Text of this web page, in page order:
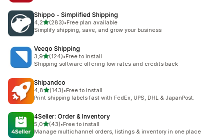
Shippo ‑ Simplified Shipping
4,25 yıldız üzerinden
(283)
toplam 283 değerlendirme
•Free plan available
Simplify shipping, save, and grow your business
Veeqo Shipping
3,95 yıldız üzerinden
(124)
toplam 124 değerlendirme
•Free to install
Shipping software offering low rates and credits back
Shipandco
4,85 yıldız üzerinden
(143)
toplam 143 değerlendirme
•Free to install
Print shipping labels fast with FedEx, UPS, DHL & JapanPost.
4Seller: Order & Inventory
5,05 yıldız üzerinden
(43)
toplam 43 değerlendirme
•Free to install
Manage multichannel orders, listings & inventory in one place